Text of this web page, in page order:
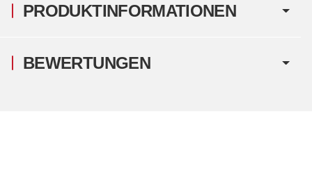
PRODUKTINFORMATIONEN
BEWERTUNGEN